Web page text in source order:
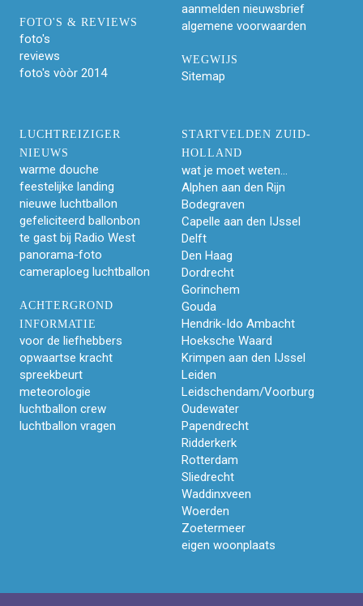
FOTO'S & REVIEWS
foto's
reviews
foto's vòòr 2014
aanmelden nieuwsbrief
algemene voorwaarden
WEGWIJS
Sitemap
LUCHTREIZIGER
NIEUWS
warme douche
feestelijke landing
nieuwe luchtballon
gefeliciteerd ballonbon
te gast bij Radio West
panorama-foto
cameraploeg luchtballon
ACHTERGROND
INFORMATIE
voor de liefhebbers
opwaartse kracht
spreekbeurt
meteorologie
luchtballon crew
luchtballon vragen
STARTVELDEN ZUID-
HOLLAND
wat je moet weten...
Alphen aan den Rijn
Bodegraven
Capelle aan den IJssel
Delft
Den Haag
Dordrecht
Gorinchem
Gouda
Hendrik-Ido Ambacht
Hoeksche Waard
Krimpen aan den IJssel
Leiden
Leidschendam/Voorburg
Oudewater
Papendrecht
Ridderkerk
Rotterdam
Sliedrecht
Waddinxveen
Woerden
Zoetermeer
eigen woonplaats